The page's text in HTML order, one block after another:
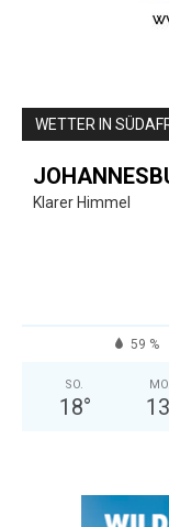
WETTER IN
Klarer Himmel
59 %
SO.
18°
MO.
13